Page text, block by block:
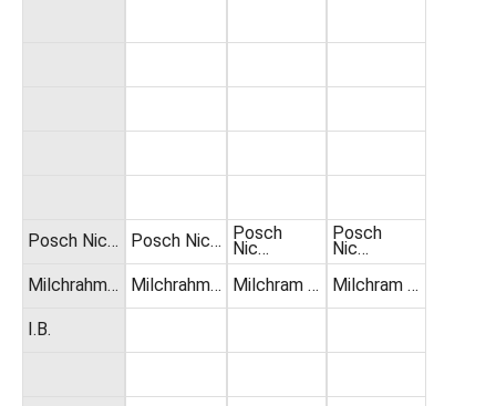
Posch Nic…
Milchrahm…
I.B.
Posch Nic…
Milchrahm…
Posch
Nic…
Milchram …
Posch
Nic…
Milchram …